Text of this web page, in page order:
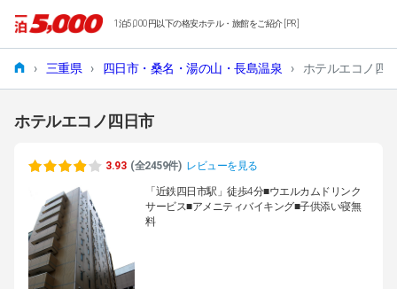
1泊5,000円以下の格安ホテル・旅館をご紹介 [PR]
› 三重県 › 四日市・桑名・湯の山・長島温泉 › ホテルエコノ四
ホテルエコノ四日市
3.93 (全2459件) レビューを見る
「近鉄四日市駅」徒歩4分■ウエルカムドリンク
サービス■アメニティバイキング■子供添い寝無
料